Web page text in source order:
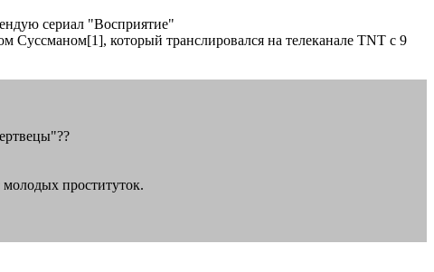
сериал "Восприятие"
который транслировался на телеканале TNT с 9
проституток.